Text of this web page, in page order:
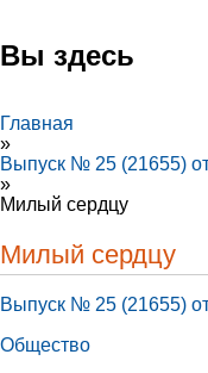
Вы здесь
Главная
»
Выпуск № 25 (21655)
»
Милый сердцу
Милый сердцу
Выпуск № 25 (21655)
Общество